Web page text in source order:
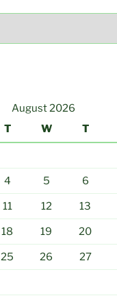
August 2026
T W T
4 5 6
11 12 13
18 19 20
25 26 27